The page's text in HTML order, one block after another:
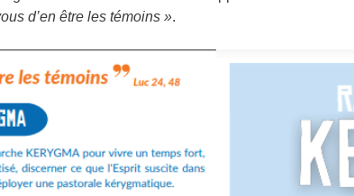
d’en être les témoins ».